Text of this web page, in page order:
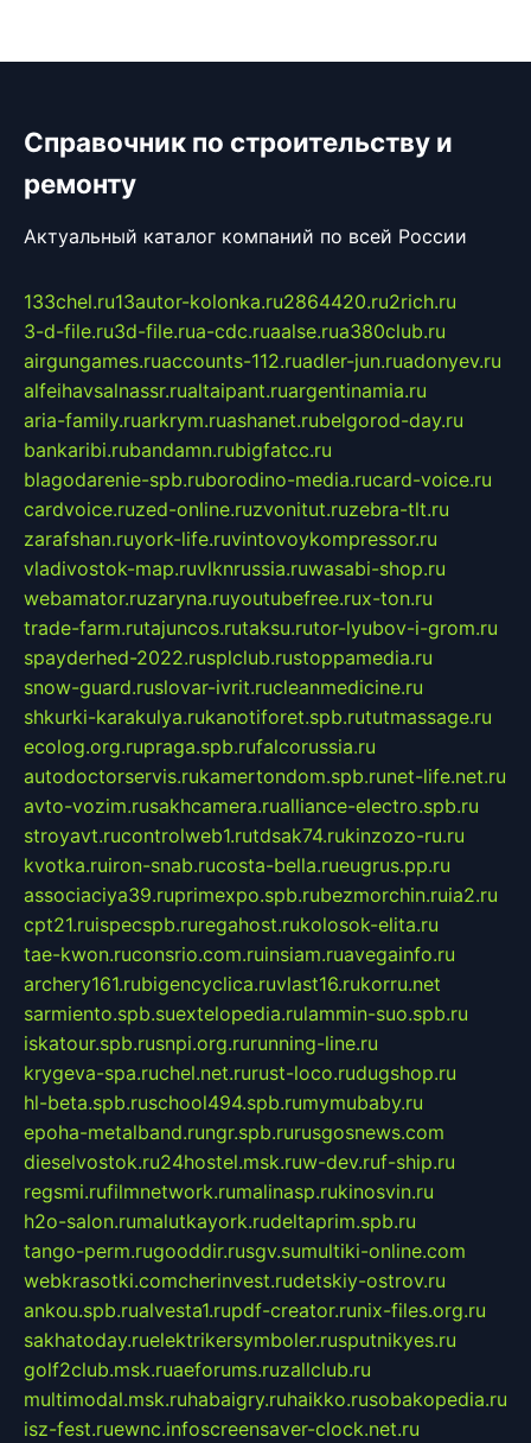
Справочник по строительству и
ремонту
Актуальный каталог компаний по всей России
133chel.ru13autor-kolonka.ru2864420.ru2rich.ru
3-d-file.ru3d-file.rua-cdc.ruaalse.rua380club.ru
airgungames.ruaccounts-112.ruadler-jun.ruadonyev.ru
alfeihavsalnassr.rualtaipant.ruargentinamia.ru
aria-family.ruarkrym.ruashanet.rubelgorod-day.ru
bankaribi.rubandamn.rubigfatcc.ru
blagodarenie-spb.ruborodino-media.rucard-voice.ru
cardvoice.ruzed-online.ruzvonitut.ruzebra-tlt.ru
zarafshan.ruyork-life.ruvintovoykompressor.ru
vladivostok-map.ruvlknrussia.ruwasabi-shop.ru
webamator.ruzaryna.ruyoutubefree.rux-ton.ru
trade-farm.rutajuncos.rutaksu.rutor-lyubov-i-grom.ru
spayderhed-2022.rusplclub.rustoppamedia.ru
snow-guard.ruslovar-ivrit.rucleanmedicine.ru
shkurki-karakulya.rukanotiforet.spb.rututmassage.ru
ecolog.org.rupraga.spb.rufalcorussia.ru
autodoctorservis.rukamertondom.spb.runet-life.net.ru
avto-vozim.rusakhcamera.rualliance-electro.spb.ru
stroyavt.rucontrolweb1.rutdsak74.rukinzozo-ru.ru
kvotka.ruiron-snab.rucosta-bella.rueugrus.pp.ru
associaciya39.ruprimexpo.spb.rubezmorchin.ruia2.ru
cpt21.ruispecspb.ruregahost.rukolosok-elita.ru
tae-kwon.ruconsrio.com.ruinsiam.ruavegainfo.ru
archery161.rubigencyclica.ruvlast16.rukorru.net
sarmiento.spb.suextelopedia.rulammin-suo.spb.ru
iskatour.spb.rusnpi.org.rurunning-line.ru
krygeva-spa.ruchel.net.rurust-loco.rudugshop.ru
hl-beta.spb.ruschool494.spb.rumymubaby.ru
epoha-metalband.rungr.spb.rurusgosnews.com
dieselvostok.ru24hostel.msk.ruw-dev.ruf-ship.ru
regsmi.rufilmnetwork.rumalinasp.rukinosvin.ru
h2o-salon.rumalutkayork.rudeltaprim.spb.ru
tango-perm.rugooddir.rusgv.sumultiki-online.com
webkrasotki.comcherinvest.rudetskiy-ostrov.ru
ankou.spb.rualvesta1.rupdf-creator.runix-files.org.ru
sakhatoday.ruelektrikersymboler.rusputnikyes.ru
golf2club.msk.ruaeforums.ruzallclub.ru
multimodal.msk.ruhabaigry.ruhaikko.rusobakopedia.ru
isz-fest.ruewnc.infoscreensaver-clock.net.ru